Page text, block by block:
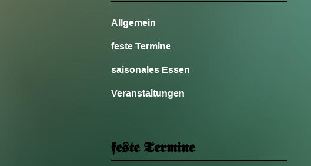
Allgemein
feste Termine
saisonales Essen
Veranstaltungen
feste Termine